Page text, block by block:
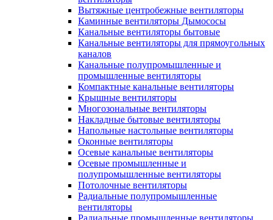
Вытяжные центробежные вентиляторы
Каминные вентиляторы Дымососы
Канальные вентиляторы бытовые
Канальные вентиляторы для прямоугольных
каналов
Канальные полупромышленные и
промышленные вентиляторы
Компактные канальные вентиляторы
Крышные вентиляторы
Многозональные вентиляторы
Накладные бытовые вентиляторы
Напольные настольные вентиляторы
Оконные вентиляторы
Осевые канальные вентиляторы
Осевые промышленные и
полупромышленные вентиляторы
Потолочные вентиляторы
Радиальные полупромышленные
вентиляторы
Радиальные промышленные вентиляторы